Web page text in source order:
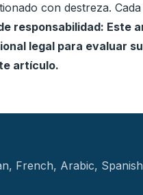
con destreza.
responsabilidad: Este
legal para evaluar
artículo.
French, Arabic,